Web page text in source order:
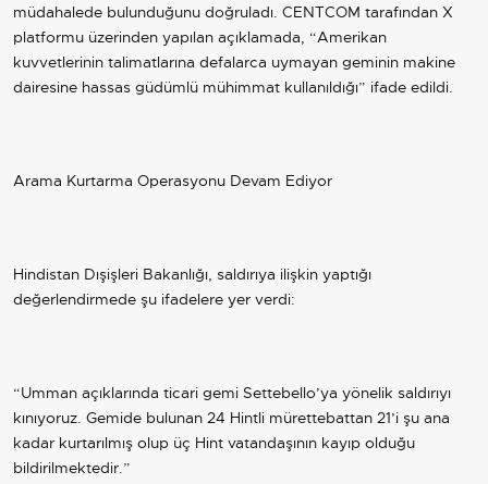
müdahalede bulunduğunu doğruladı. CENTCOM tarafından X
platformu üzerinden yapılan açıklamada, “Amerikan
kuvvetlerinin talimatlarına defalarca uymayan geminin makine
dairesine hassas güdümlü mühimmat kullanıldığı” ifade edildi.
Arama Kurtarma Operasyonu Devam Ediyor
Hindistan Dışişleri Bakanlığı, saldırıya ilişkin yaptığı
değerlendirmede şu ifadelere yer verdi:
“Umman açıklarında ticari gemi Settebello’ya yönelik saldırıyı
kınıyoruz. Gemide bulunan 24 Hintli mürettebattan 21’i şu ana
kadar kurtarılmış olup üç Hint vatandaşının kayıp olduğu
bildirilmektedir.”